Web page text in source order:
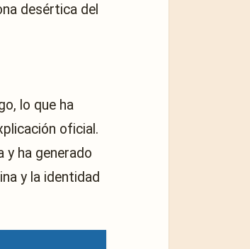
desértica del
lo que ha
oficial.
y ha generado
y la identidad